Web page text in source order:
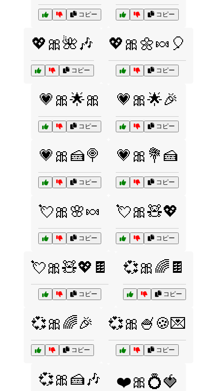
コピー コピー
💖🎀🌺🎶
コピー
💖🎀🌼🍬🎈
コピー
💗🎀🌟🎀
コピー
💗🎀🌟🎉
コピー
💗🎀🍰🍭
コピー
💗🎀💐🍰
コピー
💘🎀🌸🍬
コピー
💘🎀🧸💖
コピー
💘🎀🧸💖🍫
コピー
💞🎀🌈🍫
コピー
💞🎀🌈🎉
コピー
💞🎀🍧🍪💌
コピー
💞🎀🍰🎶 ❤️🎀💍🍓